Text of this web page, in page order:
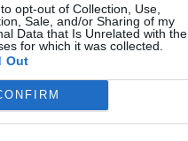
opt-out of Collection, Use,
Sale, and/or Sharing of my
Data that Is Unrelated with the
for which it was collected.
Out